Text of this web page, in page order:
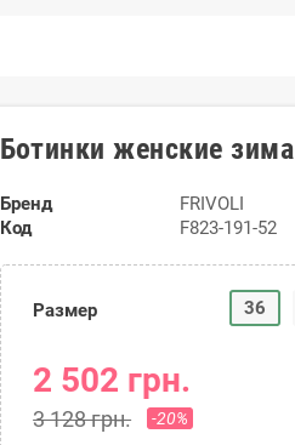
Ботинки женские
Бренд
FRIVOLI
Код
F823-191-52
Размер 36
2 502 грн.
3 128 грн. -20%